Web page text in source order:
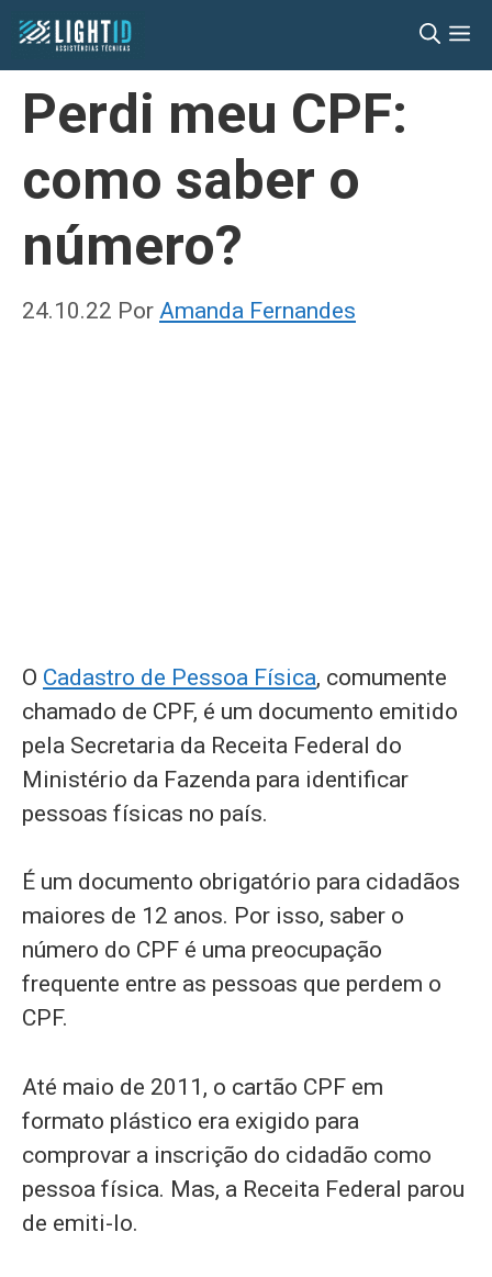
Pular
para
conteúdo
Perdi meu CPF:
como saber o
número?
24.10.22 Por Amanda Fernandes
O Cadastro de Pessoa Física, comumente
chamado de CPF, é um documento emitido
pela Secretaria da Receita Federal do
Ministério da Fazenda para identificar
pessoas físicas no país.
É um documento obrigatório para cidadãos
maiores de 12 anos. Por isso, saber o
número do CPF é uma preocupação
frequente entre as pessoas que perdem o
CPF.
Até maio de 2011, o cartão CPF em
formato plástico era exigido para
comprovar a inscrição do cidadão como
pessoa física. Mas, a Receita Federal parou
de emiti-lo.